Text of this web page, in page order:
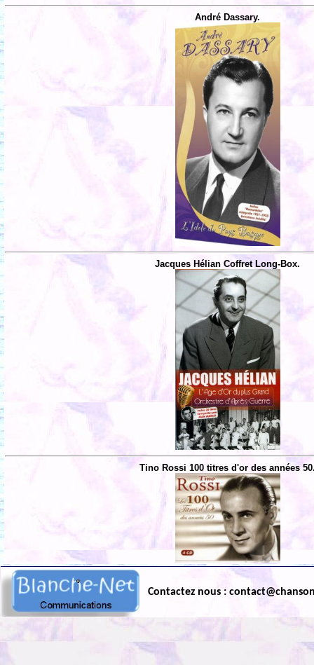
André Dassary.
Jacques Hélian Coffret Long-Box.
Tino Rossi 100 titres d'or des années
Contactez nous :